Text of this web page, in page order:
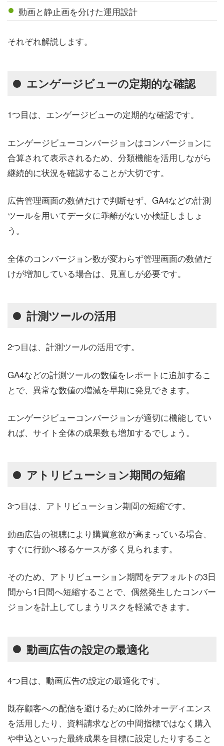
動画と静止画を分けた運用設計
それぞれ解説します。
エンゲージビューの定期的な確認
1つ目は、エンゲージビューの定期的な確認です。
エンゲージビューコンバージョンはコンバージョンに
合算されて表示されるため、分類機能を活用しながら
継続的に状況を確認することが大切です。
広告管理画面の数値だけで判断せず、GA4などの計測
ツールを用いてデータに乖離がないか検証しましょ
う。
全体のコンバージョン数が変わらず管理画面の数値だ
けが増加している場合は、見直しが必要です。
計測ツールの活用
2つ目は、計測ツールの活用です。
GA4などの計測ツールの数値をレポートに追加するこ
とで、異常な数値の増減を早期に発見できます。
エンゲージビューコンバージョンが適切に機能してい
れば、サイト全体の成果数も増加するでしょう。
アトリビューション期間の短縮
3つ目は、アトリビューション期間の短縮です。
動画広告の視聴により購買意欲が高まっている場合、
すぐに行動へ移るケースが多く見られます。
そのため、アトリビューション期間をデフォルトの3日
間から1日間へ短縮することで、偶然発生したコンバー
ジョンを計上してしまうリスクを軽減できます。
動画広告の設定の最適化
4つ目は、動画広告の設定の最適化です。
既存顧客への配信を避けるために除外オーディエンス
を活用したり、資料請求などの中間指標ではなく購入
や申込といった最終成果を目標に設定したりすること